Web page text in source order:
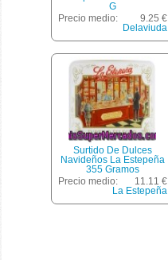
G
Precio medio:
9.25 €
Delaviuda
Surtido De Dulces
Navideños La Estepeña
355 Gramos
Precio medio:
11.11 €
La Estepeña